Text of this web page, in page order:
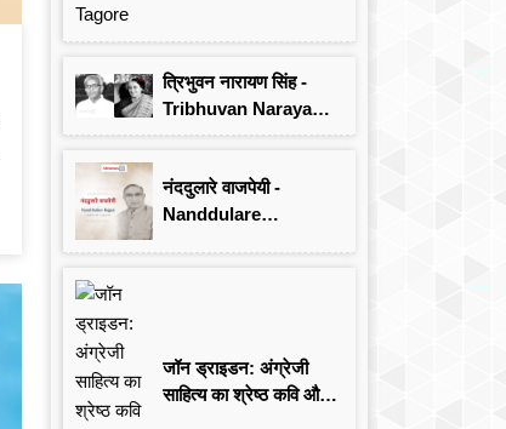
त्रिभुवन नारायण सिंह -
Tribhuvan Narayan
Singh
नंददुलारे वाजपेयी -
Nanddulare
जॉन ड्राइडन: अंग्रेजी
साहित्य का श्रेष्ठ कवि और